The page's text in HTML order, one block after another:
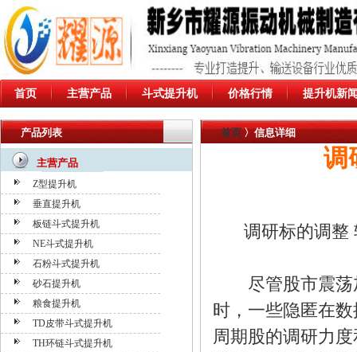
首页 主营产品 斗式提升机 价格行情 提升机新
首页〉信息详细
调
调研标的调整
尽管股市震荡
时，一些隐匿在
周期股的调研力
产品列表
主营产品
Z型提升机
垂直提升机
板链斗式提升机
NE斗式提升机
石粉斗式提升机
砂石提升机
粮食提升机
TD皮带斗式提升机
TH环链斗式提升机